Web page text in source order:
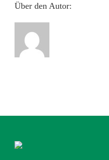
Über den Autor: